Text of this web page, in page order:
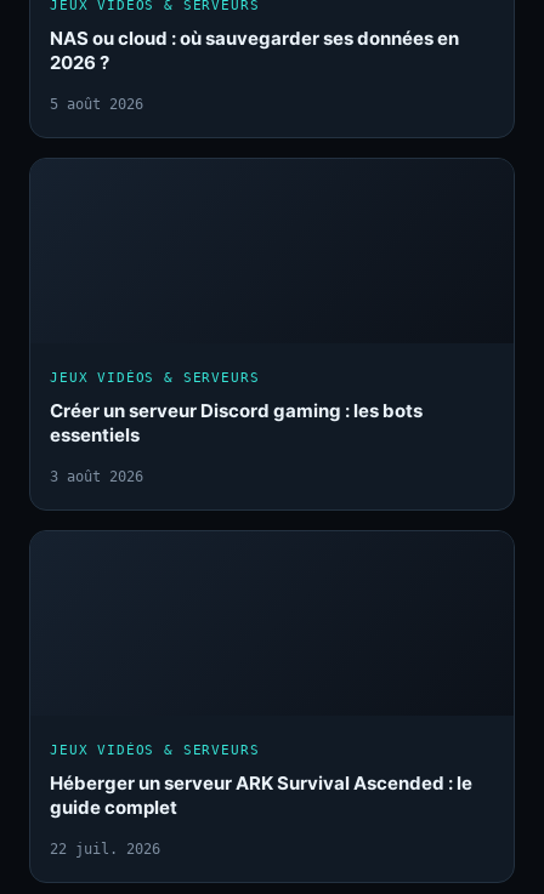
JEUX VIDÉOS & SERVEURS
NAS ou cloud : où sauvegarder ses données en
2026 ?
5 août 2026
JEUX VIDÉOS & SERVEURS
Créer un serveur Discord gaming : les bots
essentiels
3 août 2026
JEUX VIDÉOS & SERVEURS
Héberger un serveur ARK Survival Ascended : le
guide complet
22 juil. 2026